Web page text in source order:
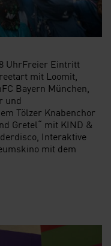
UhrFreier Eintritt
mit Loomit,
Bayern München,
und
Tölzer Knabenchor
Gretel“ mit KIND &
Interaktive
mit dem